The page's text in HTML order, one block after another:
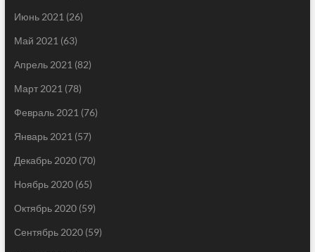
Июнь 2021 (26)
Май 2021 (63)
Апрель 2021 (82)
Март 2021 (78)
Февраль 2021 (76)
Январь 2021 (57)
Декабрь 2020(70)
Ноябрь 2020(65)
Октябрь 2020(59)
Сентябрь 2020(59)